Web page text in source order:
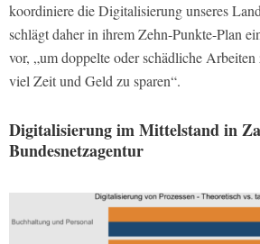
koordiniere die Digitalisierung unseres
schlägt daher in ihrem Zehn-Punkte-Plan
vor, „um doppelte oder schädliche
viel Zeit und Geld zu sparen“.
Digitalisierung im Mittelstand in
Bundesnetzagentur